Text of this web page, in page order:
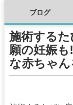
ブログ
施術する
願の妊娠
な赤ちゃ